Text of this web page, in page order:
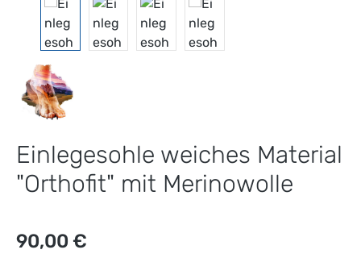
Einlegesohle weiches Material
"Orthofit" mit Merinowolle
Regulärer Preis:
90,00 €